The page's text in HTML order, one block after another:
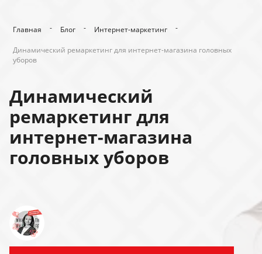
Главная - Блог - Интернет-маркетинг -
Динамический ремаркетинг для интернет-магазина головных
уборов
Динамический
ремаркетинг для
интернет-магазина
головных уборов